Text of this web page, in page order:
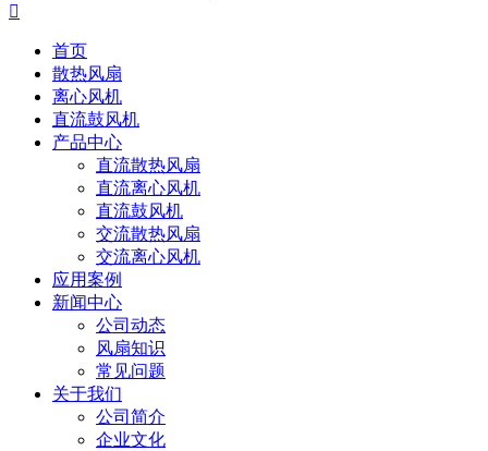

首页
散热风扇
离心风机
直流鼓风机
产品中心
直流散热风扇
直流离心风机
直流鼓风机
交流散热风扇
交流离心风机
应用案例
新闻中心
公司动态
风扇知识
常见问题
关于我们
公司简介
企业文化